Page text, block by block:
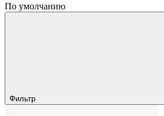
По умолчанию
Фильтр